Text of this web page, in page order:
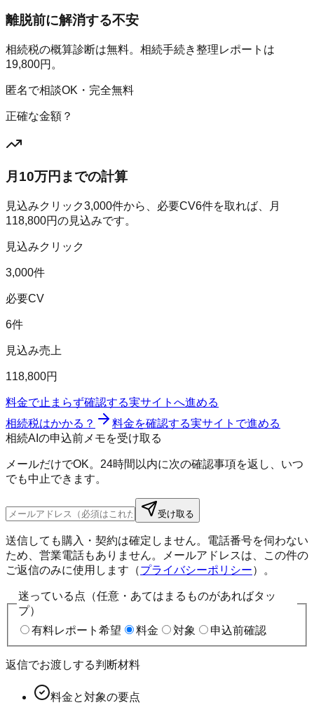
離脱前に解消する不安
相続税の概算診断は無料。相続手続き整理レポートは
19,800円。
匿名で相談OK・完全無料
正確な金額？
月10万円までの計算
見込みクリック3,000件から、必要CV6件を取れば、月
118,800円の見込みです。
見込みクリック
3,000件
必要CV
6件
見込み売上
118,800円
料金で止まらず確認する実サイトへ進める
相続税はかかる？
料金を確認する実サイトで進める
相続AIの申込前メモを受け取る
メールだけでOK。24時間以内に次の確認事項を返し、いつ
でも中止できます。
受け取る
送信しても購入・契約は確定しません。電話番号を伺わない
ため、営業電話もありません。メールアドレスは、この件の
ご返信のみに使用します（プライバシーポリシー）。
迷っている点（任意・あてはまるものがあればタッ
プ）
有料レポート希望
料金 対象 申込前確認
返信でお渡しする判断材料
料金と対象の要点